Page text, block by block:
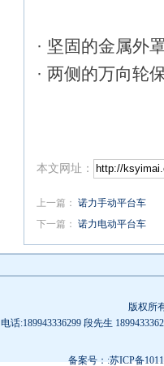
· 坚固的金属外
· 两侧的万向轮
本文网址：
上一篇： 诺力手动平台车
下一篇： 诺力电动平台车
版权所
电话:189943336299 段先生
备案号：:苏ICP备